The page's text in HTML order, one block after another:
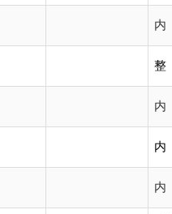
内
整
内
内
内